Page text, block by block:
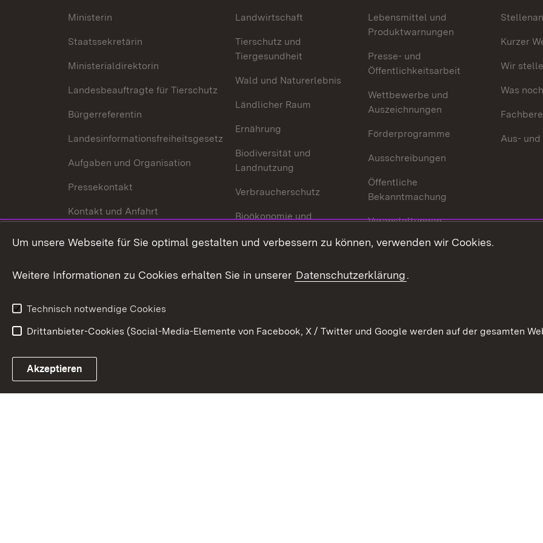
Ministerin
Staatssekretärin
Ministerialdirektorin
Landesbeauftragte für Tierschutz
Bürgerreferentin
Landesinformationsfreiheitsgesetz
Aufgaben und Organisation
Pressekontakt
Kontakt und Anfahrt
Landwirtschaft
Tierschutz und
Tiergesundheit
Wald und Naturerlebnis
Ländlicher Raum
Ernährung
Biodiversität und
Landnutzung
Verbraucherschutz
Bioökonomie und
Lebensmittel und
Produktwarnungen
Presse- und
Öffentlichkeitsarbeit
Wettbewerbe und
Auszeichnungen
Förderprogramme
Ausschreibungen
Öffentliche
Bekanntmachung
Veranstaltungen
Mediathek
Publikationen
Kurzer
Wir
Was
Aus-
Link zum Landesportal
Um unsere Webseite für Sie optimal gestalten und verbessern zu können, verwenden wir Cookies.
Weitere Informationen zu Cookies erhalten Sie in unserer Datenschutzerklärung.
Technisch notwendige Cookies
Drittanbieter-Cookies (Social-Media-Elemente von Facebook, X / Twitter und Google werden auf der gesamten
Akzeptieren